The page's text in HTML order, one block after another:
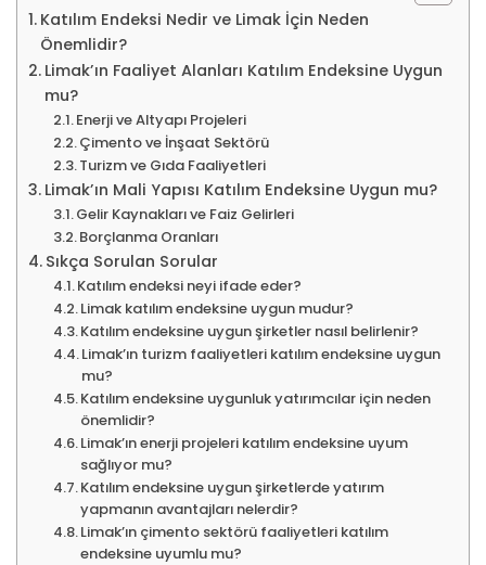
Katılım Endeksi Nedir ve Limak İçin Neden
Önemlidir?
Limak’ın Faaliyet Alanları Katılım Endeksine Uygun
mu?
Enerji ve Altyapı Projeleri
Çimento ve İnşaat Sektörü
Turizm ve Gıda Faaliyetleri
Limak’ın Mali Yapısı Katılım Endeksine Uygun mu?
Gelir Kaynakları ve Faiz Gelirleri
Borçlanma Oranları
Sıkça Sorulan Sorular
Katılım endeksi neyi ifade eder?
Limak katılım endeksine uygun mudur?
Katılım endeksine uygun şirketler nasıl belirlenir?
Limak’ın turizm faaliyetleri katılım endeksine uygun
mu?
Katılım endeksine uygunluk yatırımcılar için neden
önemlidir?
Limak’ın enerji projeleri katılım endeksine uyum
sağlıyor mu?
Katılım endeksine uygun şirketlerde yatırım
yapmanın avantajları nelerdir?
Limak’ın çimento sektörü faaliyetleri katılım
endeksine uyumlu mu?